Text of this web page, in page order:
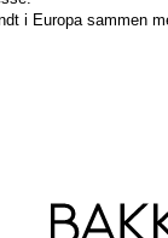
i Europa sammen